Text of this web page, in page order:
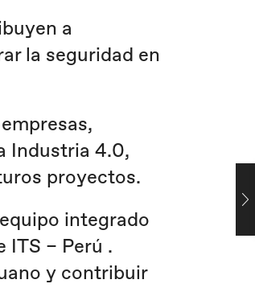
a
la seguridad en
Industria 4.0,
proyectos.
integrado
ITS – Perú .
y contribuir